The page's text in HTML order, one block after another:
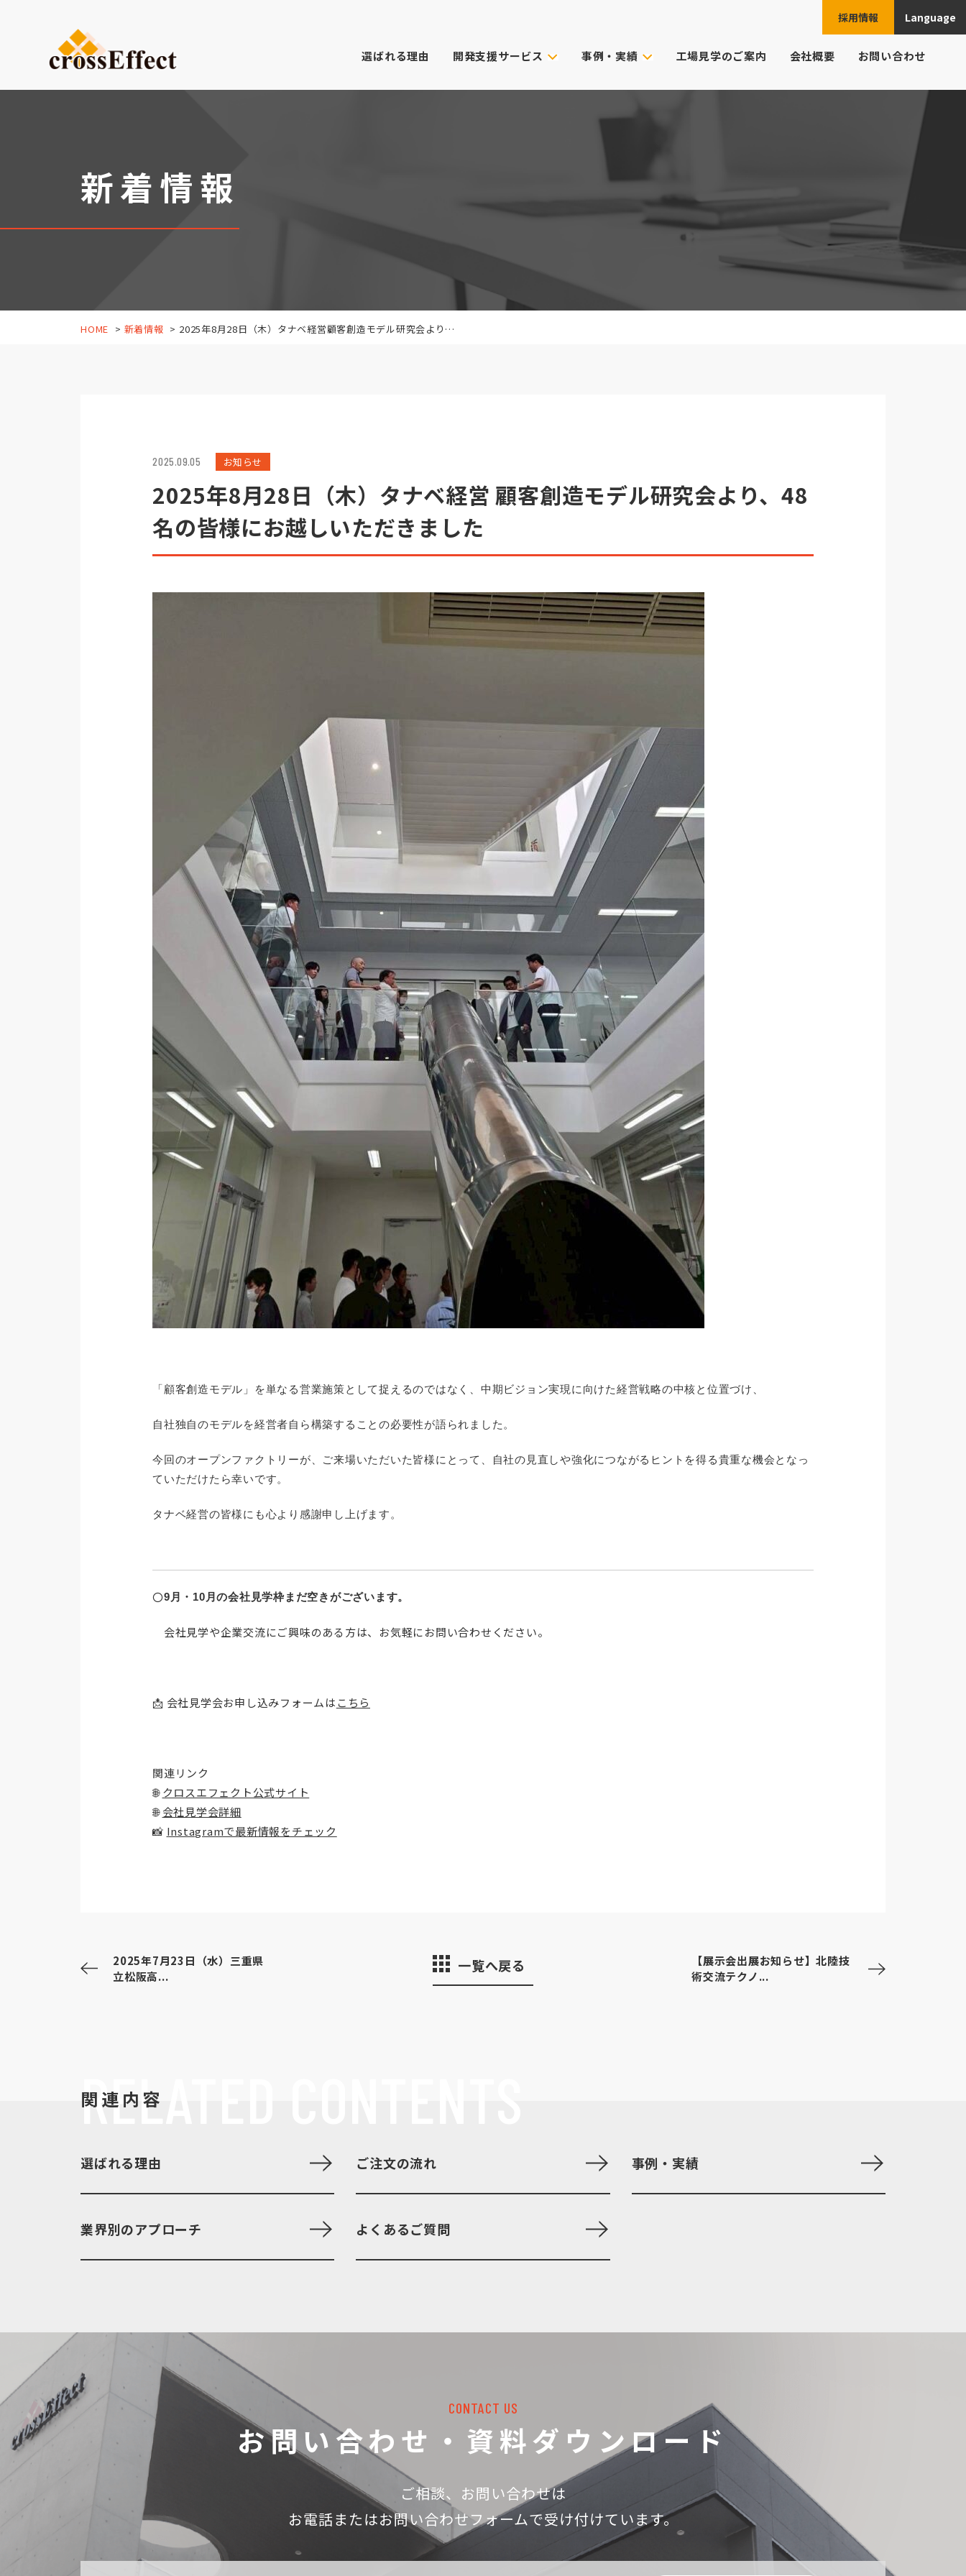
採用情報 Language
JPN
CHN
選ばれる理由 開発支援サービス
小ロット生産
医療系ものづくり・臓器モデル
(グループ会社：クロスメディカル)
スキャニング
事例・実績
主なクライアント様の業界
工場見学のご案内 会社概要 お問い合わせ
新着情報
HOME 新着情報 2025年8月28日（木）タナベ経営顧客創造モデル研究会より、48名の皆様にお越しいただきました
2025.09.05 お知らせ
2025年8月28日（木）タナベ経営 顧客創造モデル研究会より、48
名の皆様にお越しいただきました
「顧客創造モデル」を単なる営業施策として捉えるのではなく、中期ビジョン実現に向けた経営戦略の中核と位置づけ、
自社独自のモデルを経営者自ら構築することの必要性が語られました。
今回のオープンファクトリーが、ご来場いただいた皆様にとって、自社の見直しや強化につながるヒントを得る貴重な機会となっ
ていただけたら幸いです。
タナベ経営の皆様にも心より感謝申し上げます。
〇9月・10月の会社見学枠まだ空きがございます。
会社見学や企業交流にご興味のある方は、お気軽にお問い合わせください。
📩 会社見学会お申し込みフォームはこちら
関連リンク
🌐 クロスエフェクト公式サイト
🌐会社見学会詳細
📸 Instagramで最新情報をチェック
2025年7月23日（水）三重県
立松阪高...
一覧へ戻る
【展示会出展お知らせ】北陸技
術交流テクノ...
RELATED
関連内容
選ばれる理由 ご注文の流れ 事例・実績
業界別のアプローチ よくあるご質問
CONTACT US
お問い合わせ・資料ダウンロード
ご相談、お問い合わせは
お電話またはお問い合わせフォームで受け付けています。